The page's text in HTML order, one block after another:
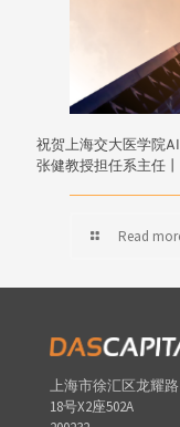
祝贺上海交大医学院
张健教授担任系主任
Read
上海市徐汇区龙耀路
18号X2座502A